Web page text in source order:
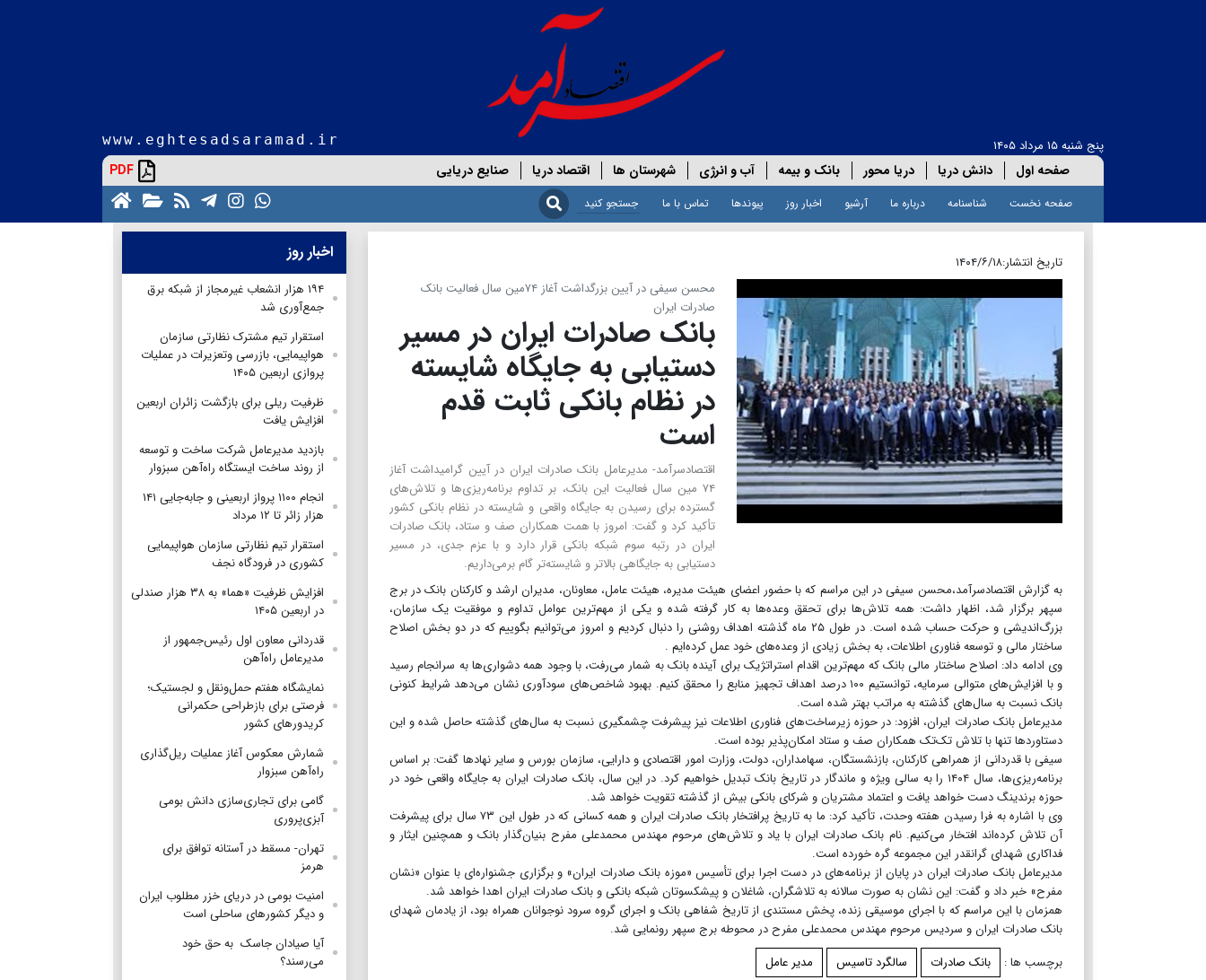
پنج شنبه ۱۵ مرداد ۱۴۰۵ www.eghtesadsaramad.ir
صفحه اول دانش دریا دریا محور بانک و بیمه آب و انرژی شهرستان ها اقتصاد دریا صنایع دریایی PDF
صفحه نخست شناسنامه درباره ما آرشیو اخبار روز پیوندها تماس با ما
تاریخ انتشار:۱۴۰۴/۶/۱۸
محسن سیفی در آیین بزرگداشت آغاز ۷۴مین سال فعالیت بانک
صادرات ایران
بانک صادرات ایران در مسیر
دستیابی به جایگاه شایسته
در نظام بانکی ثابت‌ قدم
است
​اقتصادسرآمد- مدیرعامل بانک صادرات ایران در آیین گرامیداشت آغاز
۷۴ مین سال فعالیت این بانک، بر تداوم برنامه‌ریزی‌ها و تلاش‌های
گسترده برای رسیدن به جایگاه واقعی و شایسته در نظام بانکی کشور
تأکید کرد و گفت: امروز با همت همکاران صف و ستاد، بانک صادرات
ایران در رتبه سوم شبکه بانکی قرار دارد و با عزم جدی، در مسیر
دستیابی به جایگاهی بالاتر و شایسته‌تر گام برمی‌داریم.
به گزارش اقتصادسرآمد،محسن سیفی در این مراسم که با حضور اعضای هیئت‌ مدیره، هیئت‌ عامل، معاونان، مدیران ارشد و کارکنان بانک در برج
سپهر برگزار شد، اظهار داشت: همه تلاش‌ها برای تحقق وعده‌ها به کار گرفته شده و یکی از مهم‌ترین عوامل تداوم و موفقیت یک سازمان،
بزرگ‌اندیشی و حرکت حساب‌ شده است. در طول ۲۵ ماه گذشته اهداف روشنی را دنبال کردیم و امروز می‌توانیم بگوییم که در دو بخش اصلاح
ساختار مالی و توسعه فناوری اطلاعات، به بخش زیادی از وعده‌های خود عمل کرده‌ایم .
وی ادامه داد: اصلاح ساختار مالی بانک که مهم‌ترین اقدام استراتژیک برای آینده بانک به شمار می‌رفت، با وجود همه دشواری‌ها به سرانجام رسید
و با افزایش‌های متوالی سرمایه، توانستیم ۱۰۰ درصد اهداف تجهیز منابع را محقق کنیم. بهبود شاخص‌های سودآوری نشان می‌دهد شرایط کنونی
بانک نسبت به سال‌های گذشته به مراتب بهتر شده است.
مدیرعامل بانک صادرات ایران، افزود: در حوزه زیرساخت‌های فناوری اطلاعات نیز پیشرفت چشمگیری نسبت به سال‌های گذشته حاصل شده و این
دستاوردها تنها با تلاش تک‌تک همکاران صف و ستاد امکان‌پذیر بوده است.
سیفی با قدردانی از همراهی کارکنان، بازنشستگان، سهامداران، دولت، وزارت امور اقتصادی و دارایی، سازمان بورس و سایر نهادها گفت: بر اساس
برنامه‌ریزی‌ها، سال ۱۴۰۴ را به سالی ویژه و ماندگار در تاریخ بانک تبدیل خواهیم کرد. در این سال، بانک صادرات ایران به جایگاه واقعی خود در
حوزه برندینگ دست خواهد یافت و اعتماد مشتریان و شرکای بانکی بیش از گذشته تقویت خواهد شد.
وی با اشاره به فرا رسیدن هفته وحدت، تأکید کرد: ما به تاریخ پرافتخار بانک صادرات ایران و همه کسانی که در طول این ۷۳ سال برای پیشرفت
آن تلاش کرده‌اند افتخار می‌کنیم. نام بانک صادرات ایران با یاد و تلاش‌های مرحوم مهندس محمدعلی مفرح بنیان‌گذار بانک و همچنین ایثار و
فداکاری شهدای گرانقدر این مجموعه گره خورده است.
مدیرعامل بانک صادرات ایران در پایان از برنامه‌های در دست اجرا برای تأسیس «موزه بانک صادرات ایران» و برگزاری جشنواره‌ای با عنوان «نشان
مفرح» خبر داد و گفت: این نشان به صورت سالانه به تلاشگران، شاغلان و پیشکسوتان شبکه بانکی و بانک صادرات ایران اهدا خواهد شد.
همزمان با این مراسم که با اجرای موسیقی زنده، پخش مستندی از تاریخ شفاهی بانک و اجرای گروه سرود نوجوانان همراه بود، از یادمان شهدای
بانک صادرات ایران و سردیس مرحوم مهندس محمدعلی مفرح در محوطه برج سپهر رونمایی شد.
برچسب ها :
بانک صادرات سالگرد تاسیس مدیر عامل
اخبار روز
۱۹۴ هزار انشعاب غیرمجاز از شبکه برق
جمع‌آوری شد
استقرار تیم مشترک نظارتی سازمان
هواپیمایی، بازرسی وتعزیرات در عملیات
پروازی اربعین ۱۴۰۵
ظرفیت ریلی برای بازگشت زائران اربعین
افزایش یافت
بازدید مدیرعامل شرکت ساخت و توسعه
از روند ساخت ایستگاه راه‌آهن سبزوار
انجام ۱۱۰۰ پرواز اربعینی و جابه‌جایی ۱۴۱
هزار زائر تا ۱۲ مرداد
استقرار تیم‌ نظارتی سازمان هواپیمایی
کشوری در فرودگاه نجف
افزایش ظرفیت «هما» به ۳۸ هزار صندلی
در اربعین ۱۴۰۵
قدردانی معاون اول رئیس‌جمهور از
مدیرعامل راه‌آهن
نمایشگاه هفتم حمل‌ونقل و لجستیک؛
فرصتی برای بازطراحی حکمرانی
کریدورهای کشور
شمارش معکوس آغاز عملیات ریل‌گذاری
راه‌آهن سبزوار
گامی برای تجاری‌سازی دانش بومی
آبزی‌پروری
تهران- مسقط در آستانه توافق برای
هرمز
امنیت بومی در دریای خزر مطلوب ایران
و دیگر کشورهای ساحلی است
آیا صیادان جاسک به حق خود
می‌رسند؟